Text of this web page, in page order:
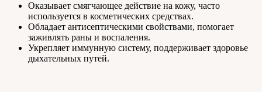
Оказывает смягчающее действие на кожу, часто
используется в косметических средствах.
Обладает антисептическими свойствами, помогает
заживлять раны и воспаления.
Укрепляет иммунную систему, поддерживает здоровье
дыхательных путей.